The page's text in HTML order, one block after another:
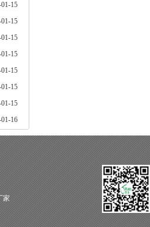
15
15
15
15
15
15
15
16
家